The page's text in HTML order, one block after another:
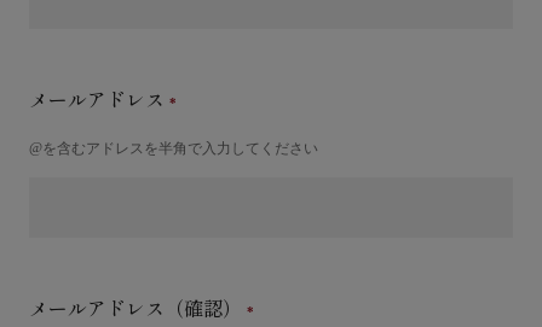
メールアドレス
@を含むアドレスを半角で入力してください
メールアドレス（確認）